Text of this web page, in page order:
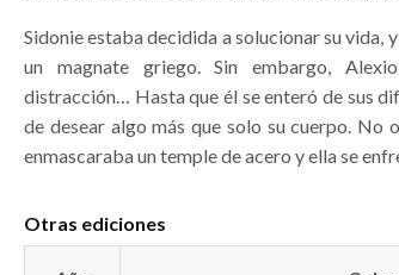
Sidonie estaba decidida a solucionar su vida,
un magnate griego. Sin embargo,
distracción… Hasta que él se enteró de sus
de desear algo más que solo su cuerpo. No
enmascaraba un temple de acero y ella se
Otras ediciones